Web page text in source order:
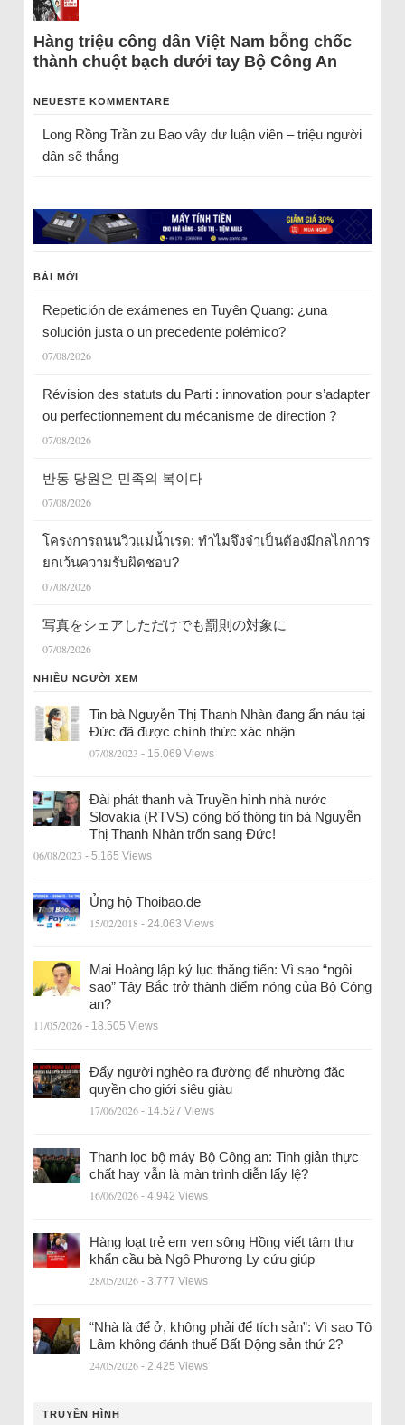
Hàng triệu công dân Việt Nam bỗng chốc
thành chuột bạch dưới tay Bộ Công An
NEUESTE KOMMENTARE
Long Rồng Trầnzu Bao vây dư luận viên – triệu người
dân sẽ thắng
BÀI MỚI
Repetición de exámenes en Tuyên Quang: ¿una
solución justa o un precedente polémico?
07/08/2026
Révision des statuts du Parti : innovation pour s’adapter
ou perfectionnement du mécanisme de direction ?
07/08/2026
반동 당원은 민족의 복이다
07/08/2026
โครงการถนนวิวแม่น้ำเรด: ทำไมจึงจำเป็นต้องมีกลไกการ
ยกเว้นความรับผิดชอบ?
07/08/2026
写真をシェアしただけでも罰則の対象に
07/08/2026
NHIỀU NGƯỜI XEM
Tin bà Nguyễn Thị Thanh Nhàn đang ẩn náu tại
Đức đã được chính thức xác nhận
07/08/2023 - 15.069 Views
Đài phát thanh và Truyền hình nhà nước
Slovakia (RTVS) công bố thông tin bà Nguyễn
Thị Thanh Nhàn trốn sang Đức!
06/08/2023 - 5.165 Views
Ủng hộ Thoibao.de
15/02/2018 - 24.063 Views
Mai Hoàng lập kỷ lục thăng tiến: Vì sao “ngôi
sao” Tây Bắc trở thành điểm nóng của Bộ Công
an?
11/05/2026 - 18.505 Views
Đẩy người nghèo ra đường để nhường đặc
quyền cho giới siêu giàu
17/06/2026 - 14.527 Views
Thanh lọc bộ máy Bộ Công an: Tinh giản thực
chất hay vẫn là màn trình diễn lấy lệ?
16/06/2026 - 4.942 Views
Hàng loạt trẻ em ven sông Hồng viết tâm thư
khẩn cầu bà Ngô Phương Ly cứu giúp
28/05/2026 - 3.777 Views
“Nhà là để ở, không phải để tích sản”: Vì sao Tô
Lâm không đánh thuế Bất Động sản thứ 2?
24/05/2026 - 2.425 Views
TRUYỀN HÌNH